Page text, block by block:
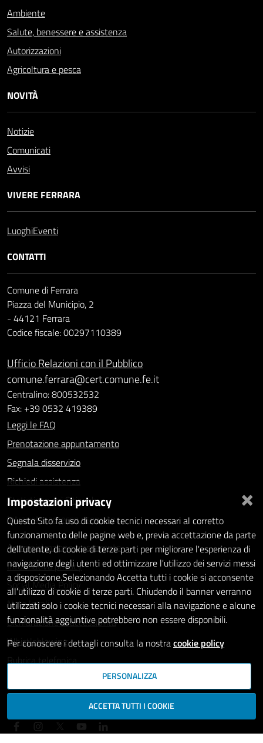
Ambiente
Salute, benessere e assistenza
Autorizzazioni
Agricoltura e pesca
NOVITÀ
Notizie
Comunicati
Avvisi
VIVERE FERRARA
LuoghiEventi
CONTATTI
Comune di Ferrara
Piazza del Municipio, 2
- 44121 Ferrara
Codice fiscale: 00297110389
Ufficio Relazioni con il Pubblico
comune.ferrara@cert.comune.fe.it
Centralino: 800532532
Fax: +39 0532 419389
Leggi le FAQ
Prenotazione appuntamento
Segnala disservizio
Richiedi assistenza
Statistiche dei Siti web
Intranet - accesso riservato
Amministrazione trasparente
Informativa privacy
Social Media Policy
Note legali
Dichiarazione di accessibilità
Whistleblowing
Rubrica telefonica
SEGUICI SU
×
Impostazioni privacy
Questo Sito fa uso di cookie tecnici necessari al corretto
funzionamento delle pagine web e, previa accettazione da parte
dell'utente, di cookie di terze parti per migliorare l'esperienza di
navigazione degli utenti ed ottimizzare l'utilizzo dei servizi messi
a disposizione.Selezionando Accetta tutti i cookie si acconsente
all'utilizzo di cookie di terze parti. Chiudendo il banner verranno
utilizzati solo i cookie tecnici necessari alla navigazione e alcune
funzionalità aggiuntive potrebbero non essere disponibili.
Per conoscere i dettagli consulta la nostracookie policy
PERSONALIZZA
ACCETTA TUTTI I COOKIE